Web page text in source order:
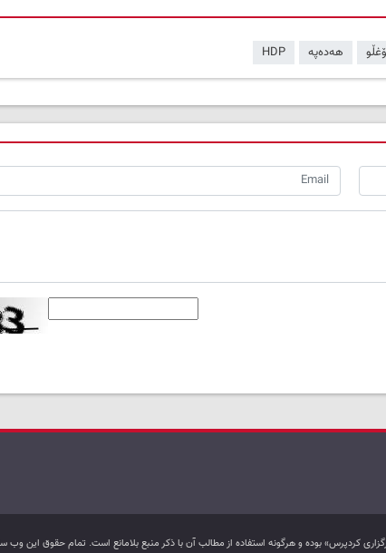
هەدەپە HDP
کردپرس» بوده و هرگونه استفاده از مطالب آن با ذکر منبع بلامانع است. تمام حقوق این